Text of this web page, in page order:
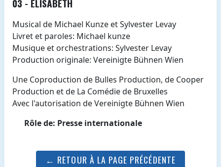
03 - ELISABETH
Musical de Michael Kunze et Sylvester Levay
Livret et paroles: Michael kunze
Musique et orchestrations: Sylvester Levay
Production originale: Vereinigte Bühnen Wien
Une Coproduction de Bulles Production, de Cooper
Production et de La Comédie de Bruxelles
Avec l'autorisation de Vereinigte Bühnen Wien
Rôle de: Presse internationale
← RETOUR À LA PAGE PRÉCÉDENTE